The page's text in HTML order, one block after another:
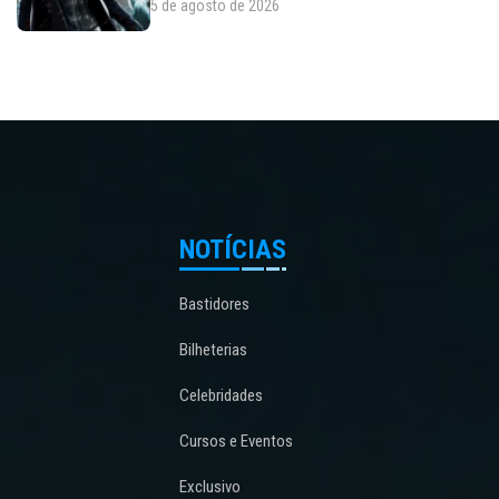
5 de agosto de 2026
NOTÍCIAS
Bastidores
Bilheterias
Celebridades
Cursos e Eventos
Exclusivo